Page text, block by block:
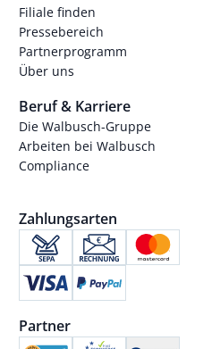
Filiale finden
Pressebereich
Partnerprogramm
Über uns
Beruf & Karriere
Die Walbusch-Gruppe
Arbeiten bei Walbusch
Compliance
Zahlungsarten
Partner